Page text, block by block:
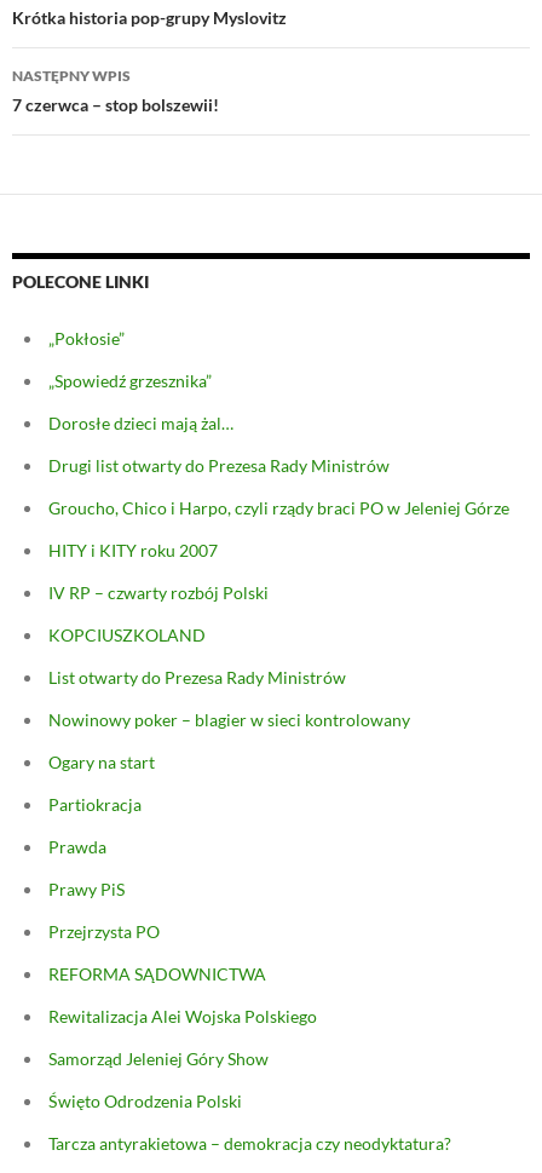
wpisu
Krótka historia pop-grupy Myslovitz
NASTĘPNY WPIS
7 czerwca – stop bolszewii!
POLECONE LINKI
„Pokłosie”
„Spowiedź grzesznika”
Dorosłe dzieci mają żal…
Drugi list otwarty do Prezesa Rady Ministrów
Groucho, Chico i Harpo, czyli rządy braci PO w Jeleniej Górze
HITY i KITY roku 2007
IV RP – czwarty rozbój Polski
KOPCIUSZKOLAND
List otwarty do Prezesa Rady Ministrów
Nowinowy poker – blagier w sieci kontrolowany
Ogary na start
Partiokracja
Prawda
Prawy PiS
Przejrzysta PO
REFORMA SĄDOWNICTWA
Rewitalizacja Alei Wojska Polskiego
Samorząd Jeleniej Góry Show
Święto Odrodzenia Polski
Tarcza antyrakietowa – demokracja czy neodyktatura?